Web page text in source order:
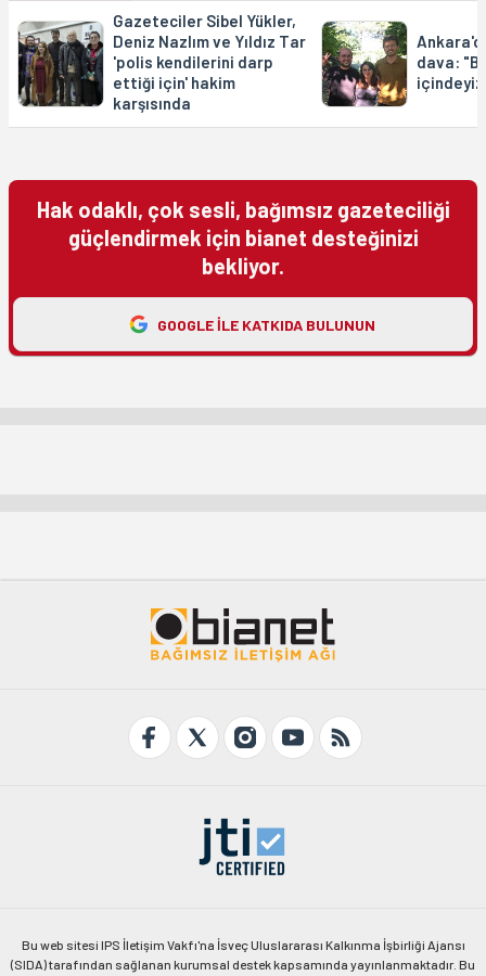
Gazeteciler Sibel Yükler,
Deniz Nazlım ve Yıldız Tar
'polis kendilerini darp
ettiği için' hakim
karşısında
dava:
Hak odaklı, çok sesli, bağımsız gazeteciliği
güçlendirmek için bianet desteğinizi
bekliyor.
GOOGLE ILE KATKIDA BULUNUN
Bu web sitesi IPS İletişim Vakfı'na İsveç Uluslararası Kalkınma İşbirliği Ajansı
(SIDA) tarafından sağlanan kurumsal destek kapsamında yayınlanmaktadır. Bu